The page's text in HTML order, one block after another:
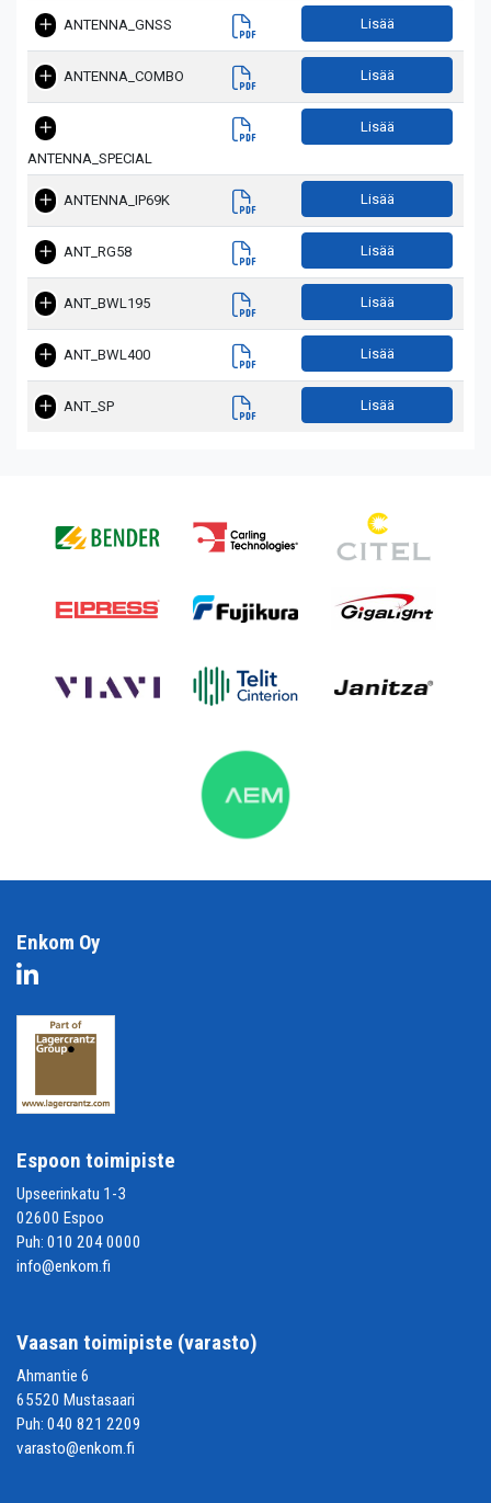
ANTENNA_GNSS Lisää
ANTENNA_COMBO Lisää
ANTENNA_SPECIAL
Lisää
ANTENNA_IP69K Lisää
ANT_RG58 Lisää
ANT_BWL195 Lisää
ANT_BWL400 Lisää
ANT_SP Lisää
Enkom Oy
Espoon toimipiste
Upseerinkatu 1-3
02600 Espoo
Puh: 010 204 0000
info@enkom.fi
Vaasan toimipiste (varasto)
Ahmantie 6
65520 Mustasaari
Puh: 040 821 2209
varasto@enkom.fi